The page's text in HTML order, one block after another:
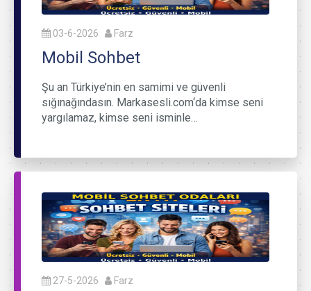
03-6-2026 Farz
Mobil Sohbet
Şu an Türkiye’nin en samimi ve güvenli
sığınağındasın. Markasesli.com‘da kimse seni
yargılamaz, kimse seni isminle…
27-5-2026 Farz